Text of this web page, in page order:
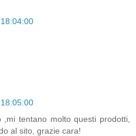
tentano molto questi prodotti,
al sito, grazie cara!